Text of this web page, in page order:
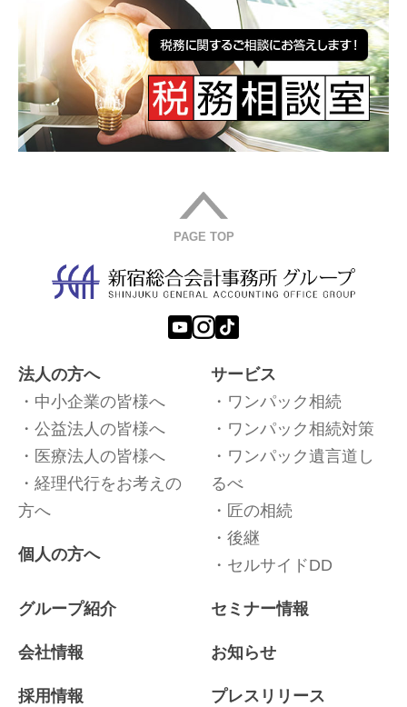
PAGE TOP
法人の方へ
中小企業の皆様へ
公益法人の皆様へ
医療法人の皆様へ
経理代行をお考えの
方へ
個人の方へ
サービス
ワンパック相続
ワンパック相続対策
ワンパック遺言道し
るべ
匠の相続
後継
セルサイドDD
グループ紹介
会社情報
採用情報
セミナー情報
お知らせ
プレスリリース